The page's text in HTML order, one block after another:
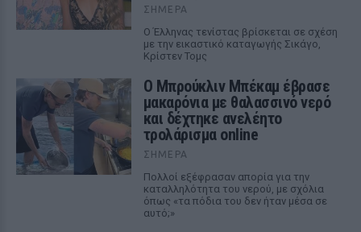
ΣΉΜΕΡΑ
Ο Έλληνας τενίστας βρίσκεται σε σχέση
με την εικαστικό καταγωγής Σικάγο,
Κρίστεν Τομς
Ο Μπρούκλιν Μπέκαμ έβρασε
μακαρόνια με θαλασσινό νερό
και δέχτηκε ανελέητο
τρολάρισμα online
ΣΉΜΕΡΑ
Πολλοί εξέφρασαν απορία για την
καταλληλότητα του νερού, με σχόλια
όπως «τα πόδια του δεν ήταν μέσα σε
αυτό;»